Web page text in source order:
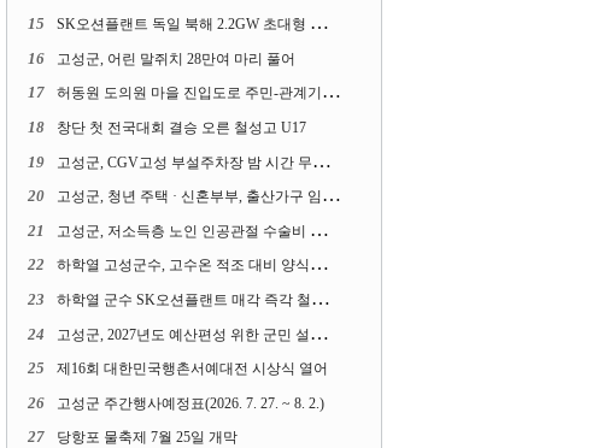
15 SK오션플랜트 독일 북해 2.2GW 초대형 해상변전소 하부구조물 수주
16 고성군, 어린 말쥐치 28만여 마리 풀어
17 허동원 도의원 마을 진입도로 주민-관계기관과 함께 간담회 열어
18 창단 첫 전국대회 결승 오른 철성고 U17
19 고성군, CGV고성 부설주차장 밤 시간 무료 개방한다
20 고성군, 청년 주택 · 신혼부부, 출산가구 임차보증금 대출이자 지원사업 시행
21 고성군, 저소득층 노인 인공관절 수술비 지원사업 계속 추진
22 하학열 고성군수, 고수온 적조 대비 양식장 현장점검
23 하학열 군수 SK오션플랜트 매각 즉각 철회 촉구 기자회견 열어
24 고성군, 2027년도 예산편성 위한 군민 설문조사 실시
25 제16회 대한민국행촌서예대전 시상식 열어
26 고성군 주간행사예정표(2026. 7. 27. ~ 8. 2.)
27 당항포 물축제 7월 25일 개막